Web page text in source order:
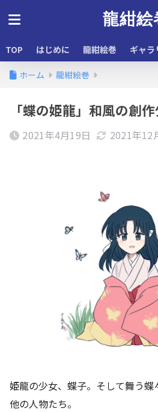
龍紺絵
TOP はじめに 龍紺絵巻 ギャラ
ホーム 龍紺絵巻
「蝶の姫龍」和風の創
2021年4月19日 2021年12
姫龍の少女、蝶子。そして舞う
他の人物たち。